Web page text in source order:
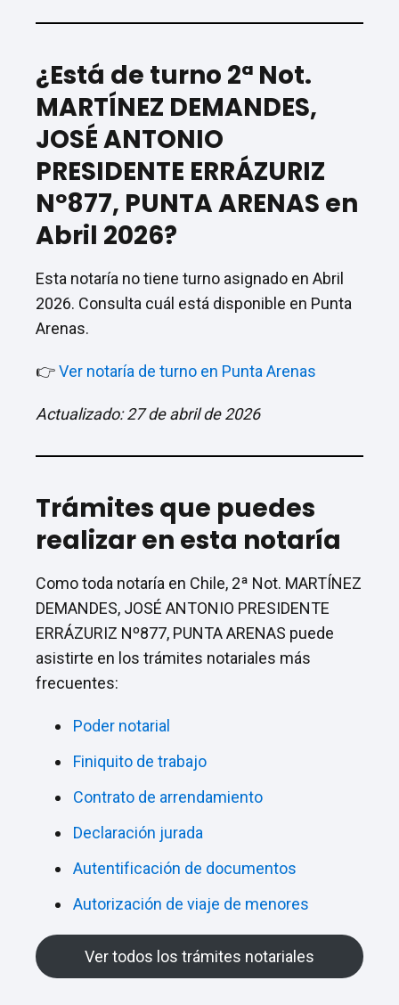
¿Está de turno 2ª Not.
MARTÍNEZ DEMANDES,
JOSÉ ANTONIO
PRESIDENTE ERRÁZURIZ
Nº877, PUNTA ARENAS en
Abril 2026?
Esta notaría no tiene turno asignado en Abril
2026. Consulta cuál está disponible en Punta
Arenas.
👉Ver notaría de turno en Punta Arenas
Actualizado: 27 de abril de 2026
Trámites que puedes
realizar en esta notaría
Como toda notaría en Chile, 2ª Not. MARTÍNEZ
DEMANDES, JOSÉ ANTONIO PRESIDENTE
ERRÁZURIZ Nº877, PUNTA ARENAS puede
asistirte en los trámites notariales más
frecuentes:
Poder notarial
Finiquito de trabajo
Contrato de arrendamiento
Declaración jurada
Autentificación de documentos
Autorización de viaje de menores
Ver todos los trámites notariales